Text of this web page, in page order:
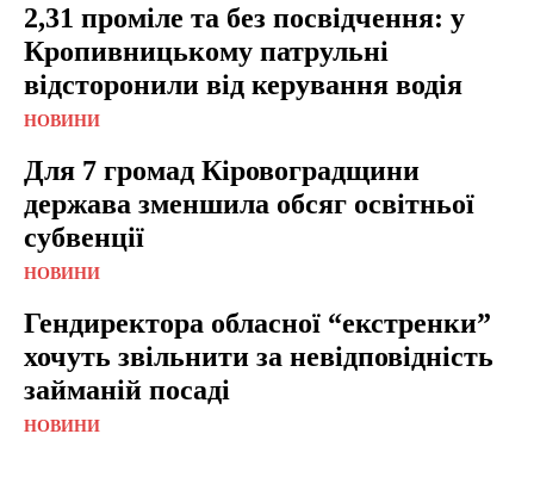
2,31 проміле та без посвідчення: у
Кропивницькому патрульні
відсторонили від керування водія
НОВИНИ
Для 7 громад Кіровоградщини
держава зменшила обсяг освітньої
субвенції
НОВИНИ
Гендиректора обласної “екстренки”
хочуть звільнити за невідповідність
займаній посаді
НОВИНИ